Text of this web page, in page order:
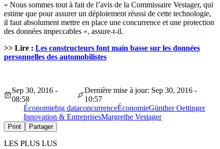
« Nous sommes tout à fait de l’avis de la Commissaire Vestager, qui
estime que pour assurer un déploiement réussi de cette technologie,
il faut absolument mettre en place une concurrence et une protection
des données impeccables », assure-t-il.
>> Lire : Les constructeurs font main basse sur les données
personnelles des automobilistes
Sep 30, 2016 -
08:58
Dernière mise à jour: Sep 30, 2016 -
10:57
Économiebig dataconcurrenceÉconomieGünther Oettinger
Innovation & EntreprisesMargrethe Vestager
Print Partager
LES PLUS LUS